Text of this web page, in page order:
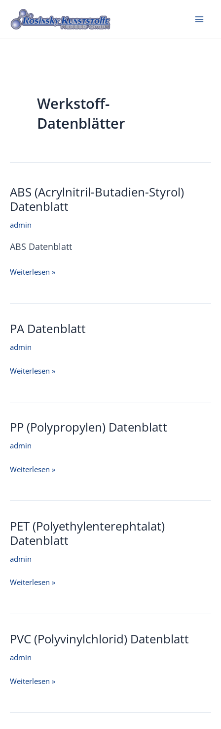
Inhalt
Werkstoff-
Datenblätter
ABS (Acrylnitril-Butadien-Styrol)
Datenblatt
admin
ABS Datenblatt
ABS
Butadien-
Datenblatt
Weiterlesen »
PA Datenblatt
admin
PA
Weiterlesen »
PP (Polypropylen) Datenblatt
admin
PP
Datenblatt
Weiterlesen »
PET (Polyethylenterephtalat)
Datenblatt
admin
PET
Datenblatt
Weiterlesen »
PVC (Polyvinylchlorid) Datenblatt
admin
PVC
Datenblatt
Weiterlesen »